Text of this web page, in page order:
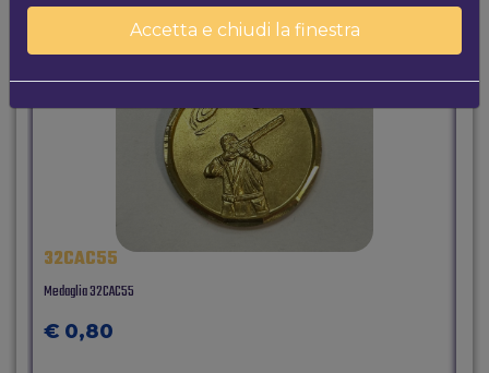
32CAC55
Medaglia 32CAC55
€ 0,80
Accetta e chiudi la finestra